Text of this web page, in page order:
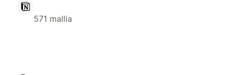
571 mallia